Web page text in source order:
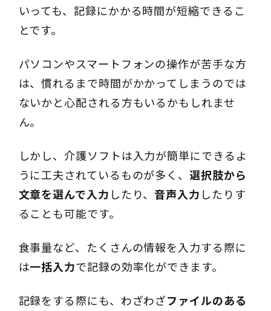
いっても、記録にかかる時間が短縮できるこ
とです。
パソコンやスマートフォンの操作が苦手な方
は、慣れるまで時間がかかってしまうのでは
ないかと心配される方もいるかもしれませ
ん。
しかし、介護ソフトは入力が簡単にできるよ
うに工夫されているものが多く、 選択肢から
文章を選んで入力 したり、 音声入力 したりす
ることも可能です。
食事量など、たくさんの情報を入力する際に
は一括入力で記録の効率化ができます。
記録をする際にも、わざわざファイルのある